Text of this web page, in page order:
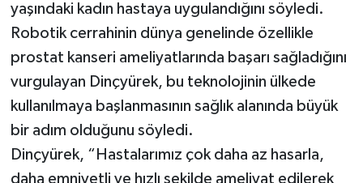
yaşındaki kadın hastaya uygulandığını söyledi.
Robotik cerrahinin dünya genelinde özellikle
prostat kanseri ameliyatlarında başarı sağladığını
vurgulayan Dinçyürek, bu teknolojinin ülkede
kullanılmaya başlanmasının sağlık alanında büyük
bir adım olduğunu söyledi.
Dinçyürek, “Hastalarımız çok daha az hasarla,
daha emniyetli ve hızlı şekilde ameliyat edilerek